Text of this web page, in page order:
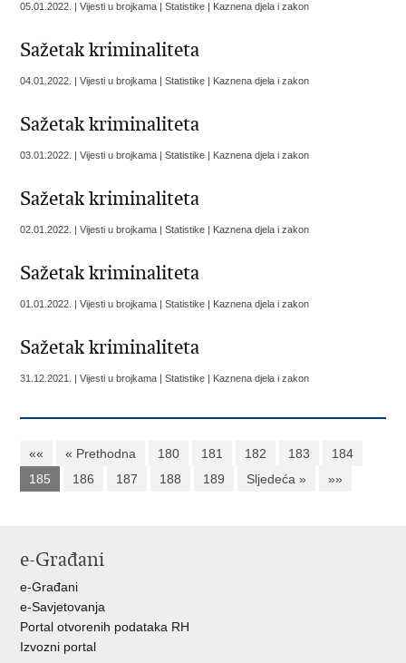
05.01.2022. | Vijesti u brojkama | Statistike | Kaznena djela i zakon
Sažetak kriminaliteta
04.01.2022. | Vijesti u brojkama | Statistike | Kaznena djela i zakon
Sažetak kriminaliteta
03.01.2022. | Vijesti u brojkama | Statistike | Kaznena djela i zakon
Sažetak kriminaliteta
02.01.2022. | Vijesti u brojkama | Statistike | Kaznena djela i zakon
Sažetak kriminaliteta
01.01.2022. | Vijesti u brojkama | Statistike | Kaznena djela i zakon
Sažetak kriminaliteta
31.12.2021. | Vijesti u brojkama | Statistike | Kaznena djela i zakon
«« « Prethodna 180 181 182 183
184
185
186 187 188 189 Sljedeća » »»
e-Građani
e-Građani
e-Savjetovanja
Portal otvorenih podataka RH
Izvozni portal